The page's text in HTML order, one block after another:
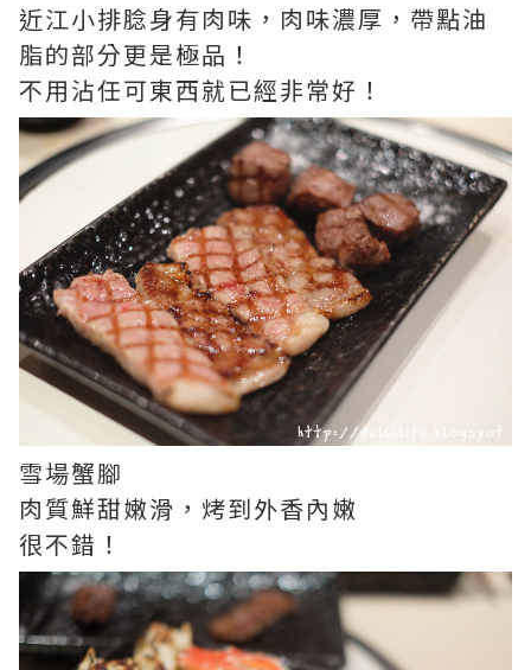
近江小排腍身有肉味，肉味濃厚，帶點油
脂的部分更是極品！
不用沾任可東西就已經非常好！
雪場蟹腳
肉質鮮甜嫩滑，烤到外香內嫩
很不錯！